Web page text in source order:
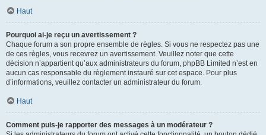
Haut
Pourquoi ai-je reçu un avertissement ?
Chaque forum a son propre ensemble de règles. Si vous ne respectez pas une
de ces règles, vous recevrez un avertissement. Veuillez noter que cette
décision n’appartient qu’aux administrateurs du forum, phpBB Limited n’est en
aucun cas responsable du règlement instauré sur cet espace. Pour plus
d’informations, veuillez contacter un administrateur du forum.
Haut
Comment puis-je rapporter des messages à un modérateur ?